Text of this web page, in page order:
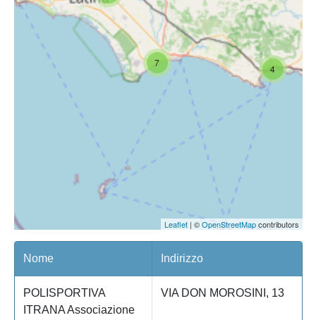
4
7
Leaflet| ©OpenStreetMapcontributors
Nome Indirizzo
POLISPORTIVA
ITRANA Associazione
VIA DON MOROSINI, 13